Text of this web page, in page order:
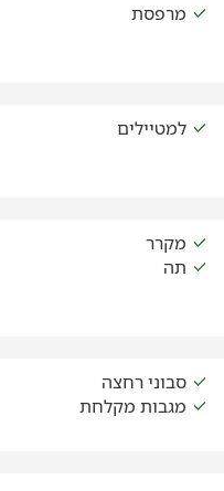
מרפסת
למטיילים
מקרר
תה
סבוני רחצה
מגבות מקלחת